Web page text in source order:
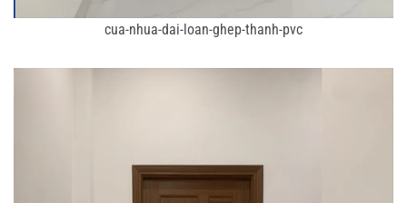
cua-nhua-dai-loan-ghep-thanh-pvc